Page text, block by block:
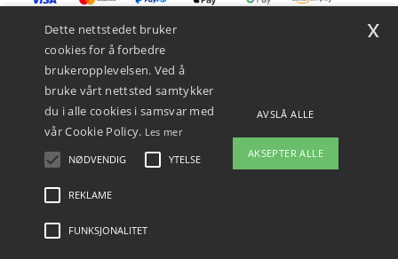
Juridiske merknader
Dette nettstedet bruker
cookies for å forbedre
brukeropplevelsen. Ved å
bruke vårt nettsted samtykker
du i alle cookies i samsvar med
vår Cookie Policy. Les mer
NØDVENDIG YTELSE
REKLAME
FUNKSJONALITET
AVSLÅ ALLE
AKSEPTER ALLE
x